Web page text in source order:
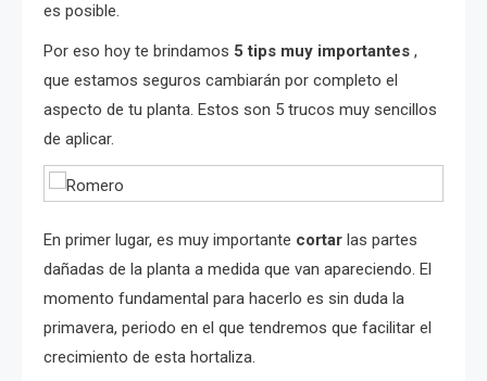
es posible.
Por eso hoy te brindamos 5 tips muy importantes ,
que estamos seguros cambiarán por completo el
aspecto de tu planta. Estos son 5 trucos muy sencillos
de aplicar.
En primer lugar, es muy importante cortar las partes
dañadas de la planta a medida que van apareciendo. El
momento fundamental para hacerlo es sin duda la
primavera, periodo en el que tendremos que facilitar el
crecimiento de esta hortaliza.